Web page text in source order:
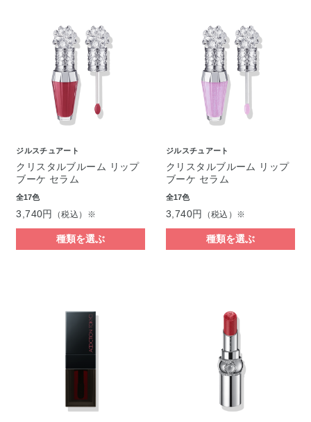
ジルスチュアート
クリスタルブルーム リップ
ブーケ セラム
全17色
3,740円 （税込）※
種類を選ぶ
ジルスチュアート
クリスタルブルーム リップ
ブーケ セラム
全17色
3,740円 （税込）※
種類を選ぶ